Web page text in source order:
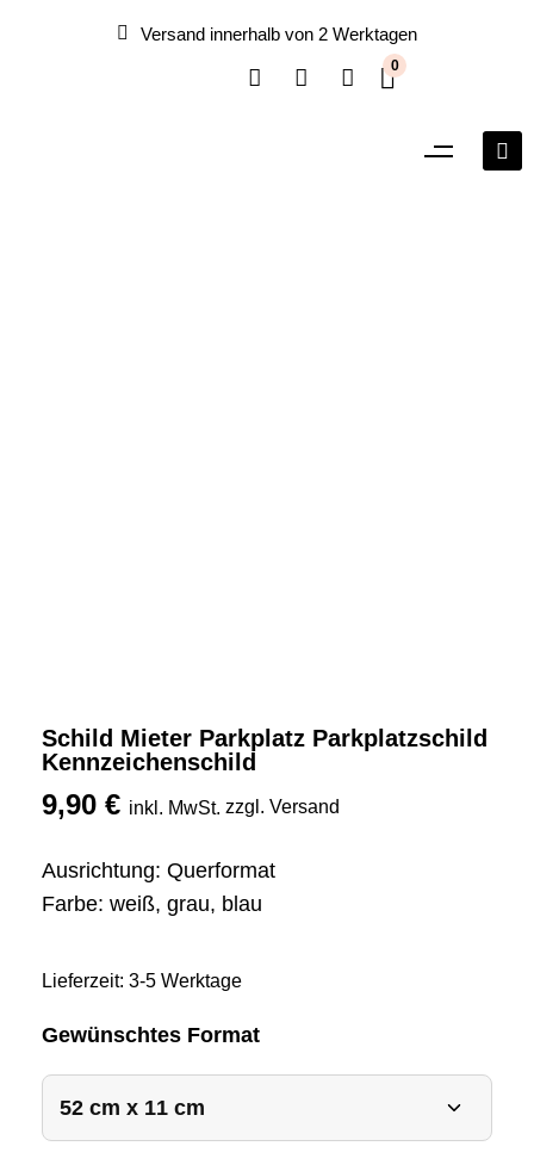
Versand innerhalb von 2 Werktagen
0
Schild Mieter Parkplatz Parkplatzschild
Kennzeichenschild
9,90 € inkl. MwSt. zzgl. Versand
Ausrichtung: Querformat
Farbe: weiß, grau, blau
Lieferzeit: 3-5 Werktage
Gewünschtes Format